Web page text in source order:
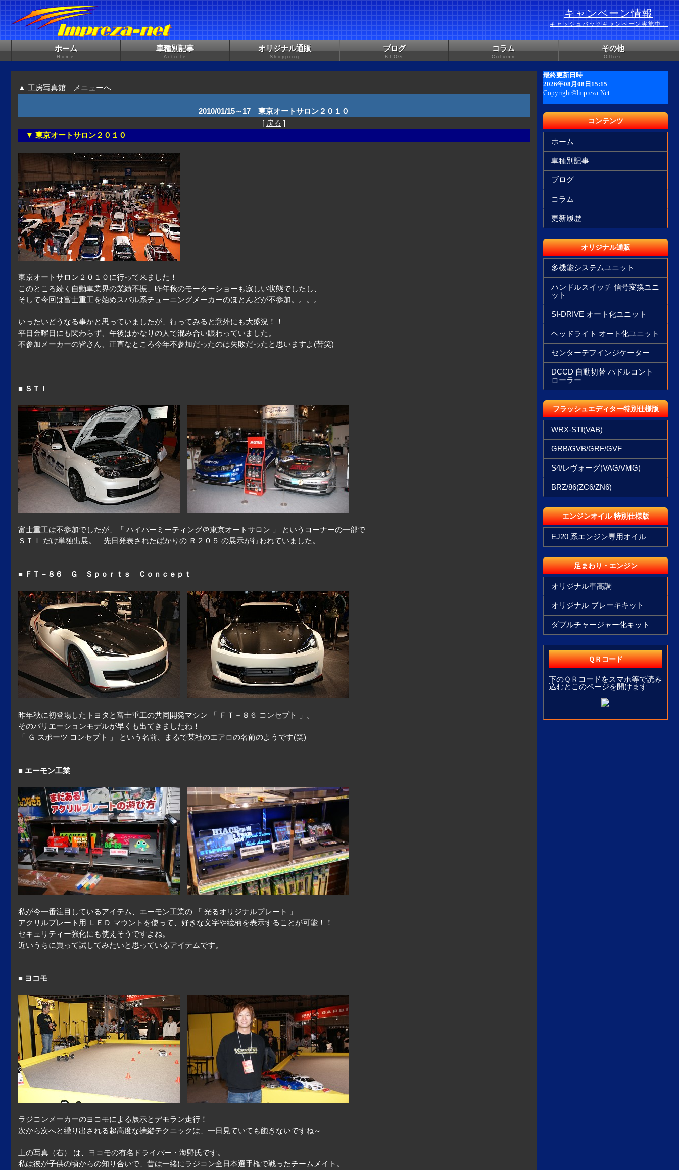
キャンペーン情報
キャッシュバックキャンペーン実施中！
ホーム
Home
車種別記事
Article
オリジナル通販
Shopping
ブログ
BLOG
コラム
Column
その他
Other
▲ 工房写真館 メニューへ
2010/01/15～17 東京オートサロン２０１０
[ 戻る ]
▼ 東京オートサロン２０１０
東京オートサロン２０１０に行って来ました！
このところ続く自動車業界の業績不振、昨年秋のモーターショーも寂しい状態でしたし、
そして今回は富士重工を始めスバル系チューニングメーカーのほとんどが不参加。。。。
いったいどうなる事かと思っていましたが、行ってみると意外にも大盛況！！
平日金曜日にも関わらず、午後はかなりの人で混み合い賑わっていました。
不参加メーカーの皆さん、正直なところ今年不参加だったのは失敗だったと思いますよ(苦笑)
■ ＳＴＩ
富士重工は不参加でしたが、「 ハイパーミーティング＠東京オートサロン 」 というコーナーの一部で
ＳＴＩ だけ単独出展。 先日発表されたばかりの Ｒ２０５ の展示が行われていました。
■ ＦＴ－８６ Ｇ Ｓｐｏｒｔｓ Ｃｏｎｃｅｐｔ
昨年秋に初登場したトヨタと富士重工の共同開発マシン 「 ＦＴ－８６ コンセプト 」。
そのバリエーションモデルが早くも出てきましたね！
「 Ｇ スポーツ コンセプト 」 という名前、まるで某社のエアロの名前のようです(笑)
■ エーモン工業
私が今一番注目しているアイテム、エーモン工業の 「 光るオリジナルプレート 」
アクリルプレート用 ＬＥＤ マウントを使って、好きな文字や絵柄を表示することが可能！！
セキュリティー強化にも使えそうですよね。
近いうちに買って試してみたいと思っているアイテムです。
■ ヨコモ
ラジコンメーカーのヨコモによる展示とデモラン走行！
次から次へと繰り出される超高度な操縦テクニックは、一日見ていても飽きないですね～
上の写真（右） は、ヨコモの有名ドライバー・海野氏です。
私は彼が子供の頃からの知り合いで、昔は一緒にラジコン全日本選手権で戦ったチームメイト。
コンテンツ
ホーム
車種別記事
ブログ
コラム
更新履歴
オリジナル通販
多機能システムユニット
ハンドルスイッチ 信号変換ユニ
ット
SI-DRIVE オート化ユニット
ヘッドライト オート化ユニット
センターデフインジケーター
DCCD 自動切替 パドルコント
ローラー
フラッシュエディター特別仕様版
WRX-STI(VAB)
GRB/GVB/GRF/GVF
S4/レヴォーグ(VAG/VMG)
BRZ/86(ZC6/ZN6)
エンジンオイル 特別仕様版
EJ20 系エンジン専用オイル
足まわり・エンジン
オリジナル車高調
オリジナル ブレーキキット
ダブルチャージャー化キット
ＱＲコード
下のＱＲコードをスマホ等で読み
込むとこのページを開けます